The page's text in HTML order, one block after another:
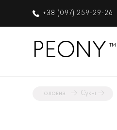
+38 (097) 259-29-26
PEONY ™
Головна → Сукні →